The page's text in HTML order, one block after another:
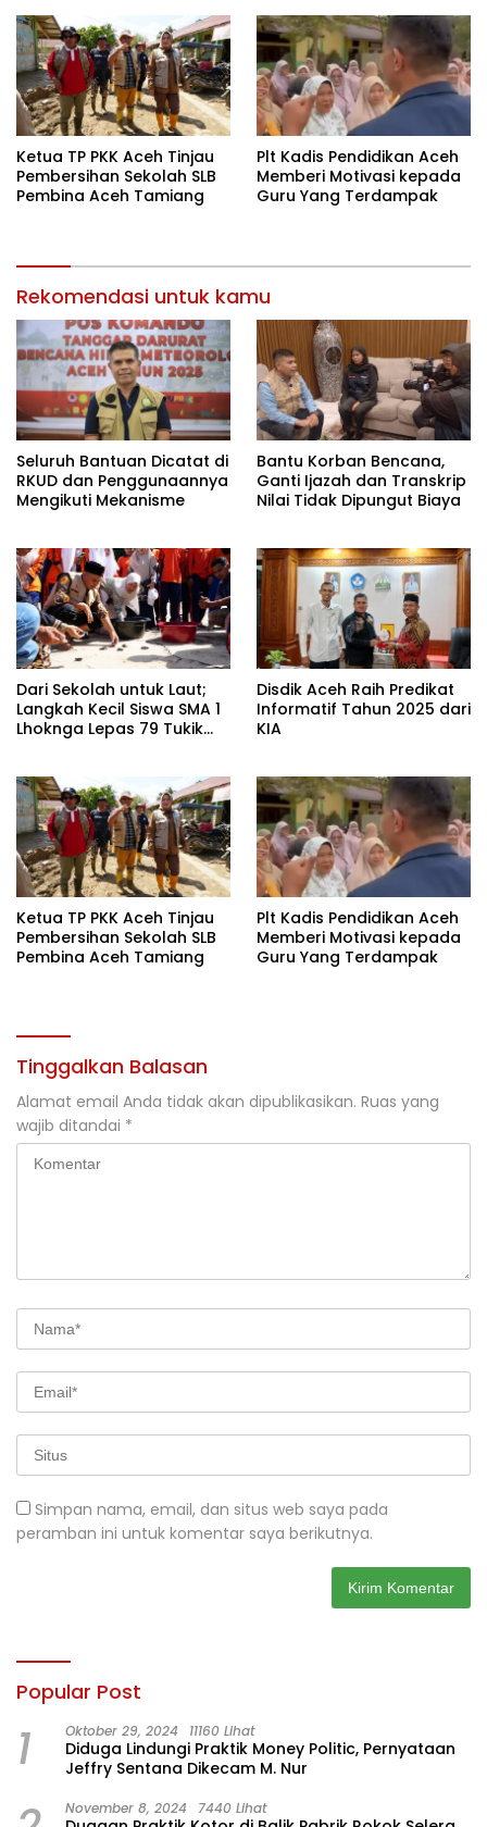
Ketua TP PKK Aceh Tinjau
Pembersihan Sekolah SLB
Pembina Aceh Tamiang
Plt Kadis Pendidikan Aceh
Memberi Motivasi kepada
Guru Yang Terdampak
Rekomendasi untuk kamu
Seluruh Bantuan Dicatat di
RKUD dan Penggunaannya
Mengikuti Mekanisme
Bantu Korban Bencana,
Ganti Ijazah dan Transkrip
Nilai Tidak Dipungut Biaya
Dari Sekolah untuk Laut;
Langkah Kecil Siswa SMA 1
Lhoknga Lepas 79 Tukik
Disdik Aceh Raih Predikat
Informatif Tahun 2025 dari
KIA
Ketua TP PKK Aceh Tinjau
Pembersihan Sekolah SLB
Pembina Aceh Tamiang
Plt Kadis Pendidikan Aceh
Memberi Motivasi kepada
Guru Yang Terdampak
Tinggalkan Balasan
Alamat email Anda tidak akan dipublikasikan. Ruas yang
wajib ditandai *
Simpan nama, email, dan situs web saya pada
peramban ini untuk komentar saya berikutnya.
Popular Post
1 Oktober 29, 2024 11160 Lihat
Diduga Lindungi Praktik Money Politic, Pernyataan
Jeffry Sentana Dikecam M. Nur
November 8, 2024 7440 Lihat